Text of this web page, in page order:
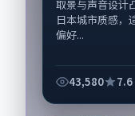
取景与声音设计
日本城市质感，
偏好...
43,580 7.6